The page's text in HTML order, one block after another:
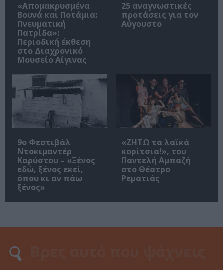
«Απομακρυσμένα
Βουνά και Ποτάμια:
Πνευματική
Πατρίδα»:
Περιοδική έκθεση
στο Διαχρονικό
Μουσείο Αίγινας
25 αναγνωστικές
προτάσεις για τον
Αύγουστο
9ο Φεστιβάλ
Ντοκιμαντέρ
Καρύστου – «Ξένος
εδώ, ξένος εκεί,
όπου κι αν πάω
ξένος»
«ΖΗΤΩ τα λαϊκά
κορίτσια!», του
Παντελή Αμπαζή
στο Θέατρο
Ρεματιάς